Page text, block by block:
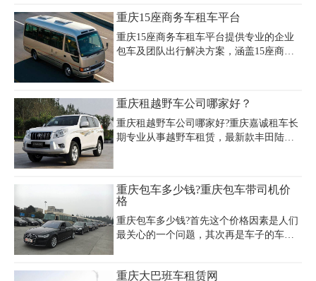
游自驾租车价格多少钱?以下是重庆租车提
供的重庆自驾租车报价表：
重庆15座商务车租车平台
重庆15座商务车租车平台提供专业的企业
包车及团队出行解决方案，涵盖15座商务
范围包括机场接送、商务接待、旅游团建
等场景，支持按小时、按天或长期租赁的
灵活定制方案。所有驾驶员均通过专业培
龙商务等）提供个性化报价。目前主城区
支持24小时服务及送车上门，满足企业客
户高效出行的核心需求。
重庆租越野车公司哪家好？
重庆租越野车公司哪家好?重庆嘉诚租车长
期专业从事越野车租赁，最新款丰田陆地
马H2、宝时捷卡宴、北汽路霸、长丰猎
豹、陆地巡洋舰、丰田新霸道、陆地巡洋
舰、三菱猎豹、勇士、陆地巡洋舰北汽陆
霸、酷路泽、丰田普拉多、兰德酷路泽等
重庆包车多少钱?重庆包车带司机价
格
重庆包车多少钱?首先这个价格因素是人们
最关心的一个问题，其次再是车子的车况
所调整。不管是重庆本地租车也好，还是
重庆大巴班车租赁网